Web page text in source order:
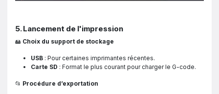
5. Lancement de l'impression
🖴 Choix du support de stockage
USB : Pour certaines imprimantes récentes.
Carte SD : Format le plus courant pour charger le G-code.
📂 Procédure d’exportation